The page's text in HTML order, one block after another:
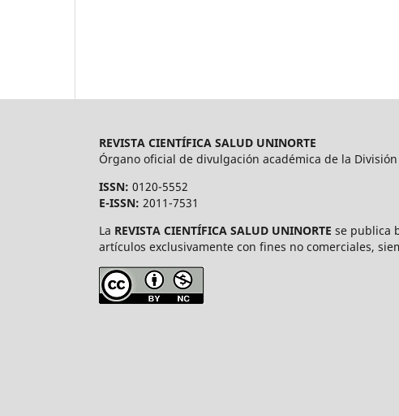
REVISTA CIENTÍFICA SALUD UNINORTE
Órgano oficial de divulgación académica de la
ISSN: 0120-5552
E-ISSN: 2011-7531
La REVISTA CIENTÍFICA SALUD UNINORTE se publica
artículos exclusivamente con fines no comerciales,